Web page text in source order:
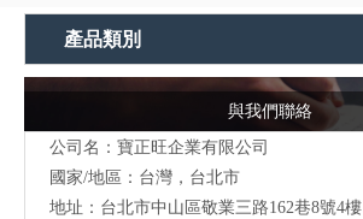
產品類別
與我們聯絡
公司名：寶正旺企業有限公司
國家/地區：台灣，台北市
地址：台北市中山區敬業三路162巷8號4樓